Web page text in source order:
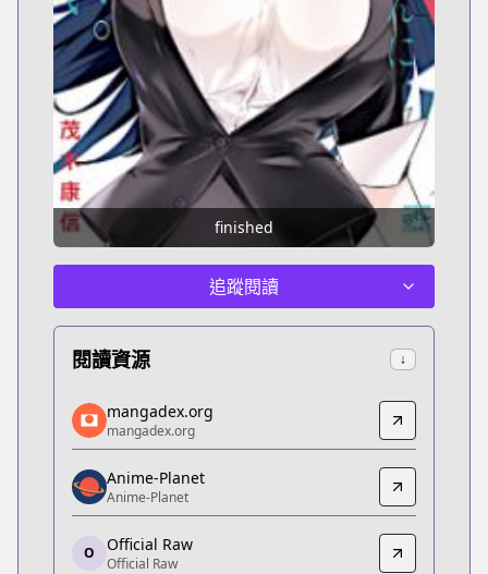
finished
追蹤閱讀
閱讀資源 ↓
mangadex.org
mangadex.org
https://mangadex.org/title/98bee7a0-4af1-4ecf-
Anime-Planet
Anime-Planet
https://www.anime-planet.com/manga/
Official Raw
mangadex.org
mangadex.org
Anime-Planet
Anime-Planet
O Official Raw
Official Raw